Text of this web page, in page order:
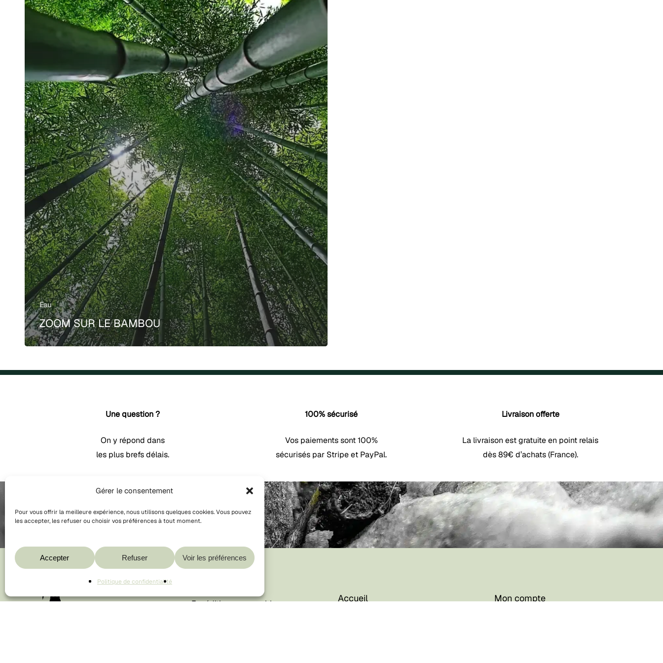
Gérer le consentement
Pour vous offrir la meilleure expérience, nous utilisons quelques cookies. Vous pouvez
les accepter, les refuser ou choisir vos préférences à tout moment.
Accepter Refuser Voir les préférences
Politique de confidentialité
Votre panier est vide.
Boutique
Sous-total : 0,00€
Eau
ZOOM SUR LE BAMBOU
Une question ?
On y répond dans
les plus brefs délais.
100% sécurisé
Vos paiements sont 100%
sécurisés par Stripe et PayPal.
Livraison offerte
La livraison est gratuite en point relais
dès 89€ d’achats (France).
🌿 Expédition responsable
Accueil
Mon compte